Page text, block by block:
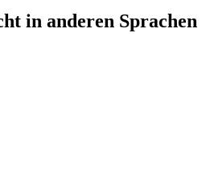
in anderen Sprachen